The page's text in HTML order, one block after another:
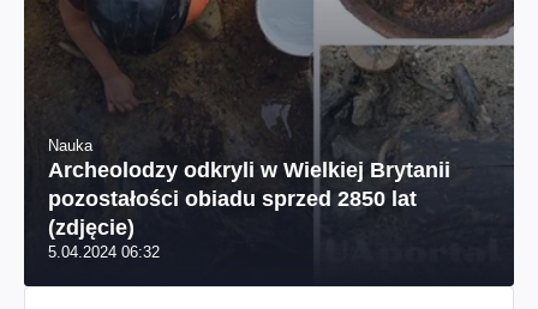
Nauka
Archeolodzy odkryli w Wielkiej Brytanii
pozostałości obiadu sprzed 2850 lat
(zdjęcie)
5.04.2024 06:32